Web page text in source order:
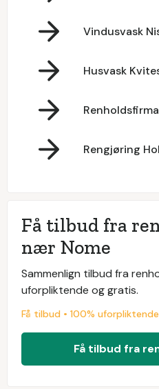
Vindusvask
Husvask
Rengjøring
Få tilbud fra
nær Nome
Sammenlign tilbud fra
uforpliktende og gratis.
Få tilbud • 100% uforpliktende
Få tilbud fra